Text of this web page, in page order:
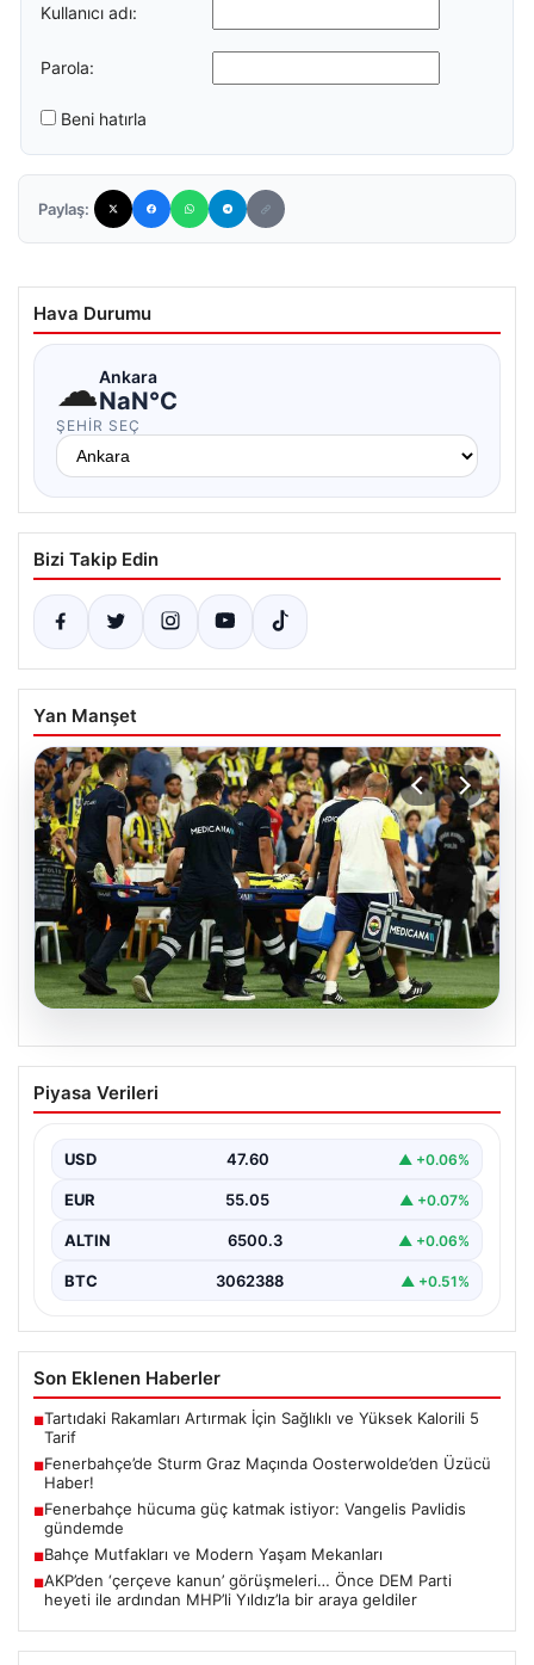
Kullanıcı adı:
Parola:
Beni hatırla
Paylaş:
Hava Durumu
☁Ankara
NaN°C
ŞEHIR SEÇ
Bizi Takip Edin
Yan Manşet
05.08.2026
Fenerbahçe’de Sturm Graz Maçında
Oosterwolde’den Üzücü Haber!
Almanya temsilcisi Sturm Graz'ı evinde ağırladı.
Mücadele…
Piyasa Verileri
USD 47.60 ▲ +0.06%
EUR 55.05 ▲ +0.07%
ALTIN 6500.3 ▲ +0.06%
BTC 3062388 ▲ +0.51%
Son Eklenen Haberler
■Tartıdaki Rakamları Artırmak İçin Sağlıklı ve Yüksek Kalorili 5
Tarif
■Fenerbahçe’de Sturm Graz Maçında Oosterwolde’den Üzücü
Haber!
■Fenerbahçe hücuma güç katmak istiyor: Vangelis Pavlidis
gündemde
■Bahçe Mutfakları ve Modern Yaşam Mekanları
■AKP’den ‘çerçeve kanun’ görüşmeleri… Önce DEM Parti
heyeti ile ardından MHP’li Yıldız’la bir araya geldiler